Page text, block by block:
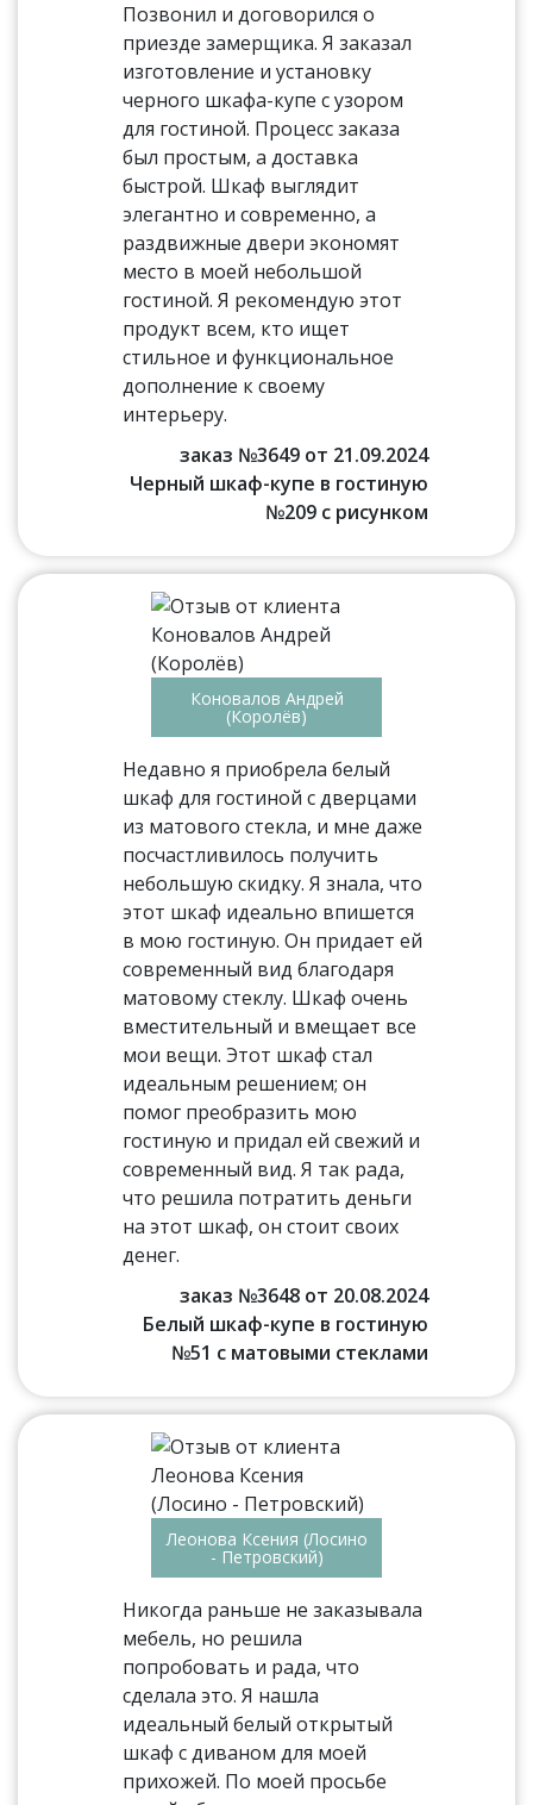
Позвонил и договорился о
приезде замерщика. Я заказал
изготовление и установку
черного шкафа-купе с узором
для гостиной. Процесс заказа
был простым, а доставка
быстрой. Шкаф выглядит
элегантно и современно, а
раздвижные двери экономят
место в моей небольшой
гостиной. Я рекомендую этот
продукт всем, кто ищет
стильное и функциональное
дополнение к своему
интерьеру.
заказ №3649 от 21.09.2024
Черный шкаф-купе в гостиную
№209 с рисунком
Коновалов Андрей
(Королёв)
Недавно я приобрела белый
шкаф для гостиной с дверцами
из матового стекла, и мне даже
посчастливилось получить
небольшую скидку. Я знала, что
этот шкаф идеально впишется
в мою гостиную. Он придает ей
современный вид благодаря
матовому стеклу. Шкаф очень
вместительный и вмещает все
мои вещи. Этот шкаф стал
идеальным решением; он
помог преобразить мою
гостиную и придал ей свежий и
современный вид. Я так рада,
что решила потратить деньги
на этот шкаф, он стоит своих
денег.
заказ №3648 от 20.08.2024
Белый шкаф-купе в гостиную
№51 с матовыми стеклами
Леонова Ксения (Лосино
- Петровский)
Никогда раньше не заказывала
мебель, но решила
попробовать и рада, что
сделала это. Я нашла
идеальный белый открытый
шкаф с диваном для моей
прихожей. По моей просьбе